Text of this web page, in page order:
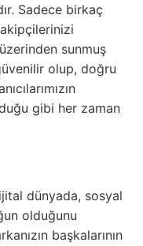
Sadece birkaç
sunmuş
olup, doğru
gibi her zaman
dünyada, sosyal
olduğunu
başkalarının